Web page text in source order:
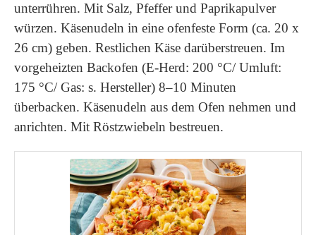
unterrühren. Mit Salz, Pfeffer und Paprikapulver
würzen. Käsenudeln in eine ofenfeste Form (ca. 20 x
26 cm) geben. Restlichen Käse darüberstreuen. Im
vorgeheizten Backofen (E-Herd: 200 °C/ Umluft:
175 °C/ Gas: s. Hersteller) 8–10 Minuten
überbacken. Käsenudeln aus dem Ofen nehmen und
anrichten. Mit Röstzwiebeln bestreuen.